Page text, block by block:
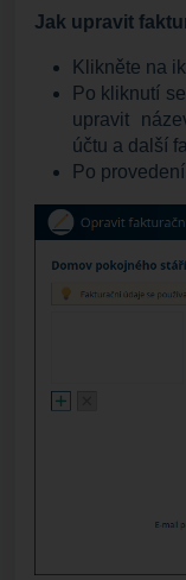
Jak upravit
Klikněte na
Po kliknutí
upravit
účtu a další
Po